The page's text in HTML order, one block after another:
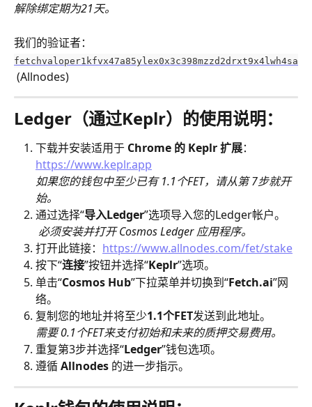
解除绑定期为21天。
我们的验证者：
fetchvaloper1kfvx47a85ylex0x3c398mzzd2drxt9x4lwh4sa
(Allnodes)
Ledger（通过Keplr）的使用说明：
下载并安装适用于 Chrome 的 Keplr 扩展：
https://www.keplr.app
如果您的钱包中至少已有 1.1个FET，请从第 7步就开
始。
通过选择“导入Ledger”选项导入您的Ledger帐户。
必须安装并打开 Cosmos Ledger 应用程序。
打开此链接： https://www.allnodes.com/fet/stake
按下“连接”按钮并选择“Keplr”选项。
单击“Cosmos Hub”下拉菜单并切换到“Fetch.ai”网
络。
复制您的地址并将至少1.1个FET发送到此地址。
需要 0.1个FET来支付初始和未来的质押交易费用。
重复第3步并选择“Ledger”钱包选项。
遵循 Allnodes 的进一步指示。